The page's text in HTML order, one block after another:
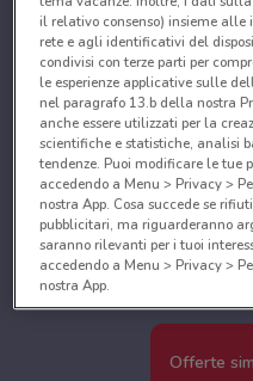
Offerte
il relativo consenso) insieme
rete e agli identificativi del
condivisi con terze parti per
le esperienze applicative sulle
nel paragrafo 13.b della nostra
anche essere utilizzati per la
scientifiche e statistiche, analisi
tendenze. Puoi modificare le tue
accedendo a Menu > Privacy >
nostra App. Cosa succede se
pubblicitari, ma riguarderanno
saranno rilevanti per i tuoi
accedendo a Menu > Privacy >
nostra App.
Noi e i nostri partner
Utilizzare dati di
caratteristiche del dispositivo ai